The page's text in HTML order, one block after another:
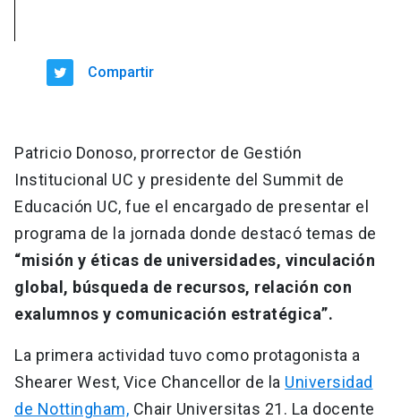
Compartir
Patricio Donoso, prorrector de Gestión
Institucional UC y presidente del Summit de
Educación UC, fue el encargado de presentar el
programa de la jornada donde destacó temas de
“misión y éticas de universidades, vinculación
global, búsqueda de recursos, relación con
exalumnos y comunicación estratégica”.
La primera actividad tuvo como protagonista a
Shearer West, Vice Chancellor de la Universidad
de Nottingham, Chair Universitas 21. La docente